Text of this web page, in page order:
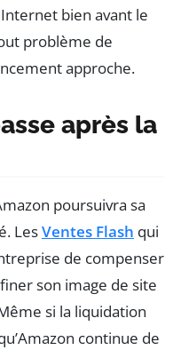
bien avant le
problème de
approche.
après la
poursuivra sa
LesVentes Flash qui
de compenser
son image de site
si la liquidation
continue de